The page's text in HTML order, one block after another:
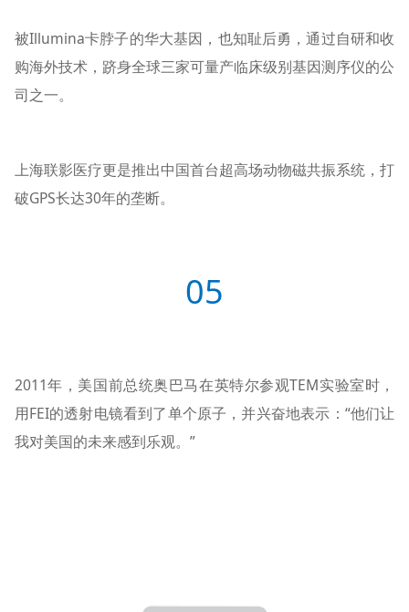
被Illumina卡脖子的华大基因，也知耻后勇，通过自研和收
购海外技术，跻身全球三家可量产临床级别基因测序仪的公
司之一。
上海联影医疗更是推出中国首台超高场动物磁共振系统，打
破GPS长达30年的垄断。
05
2011年，美国前总统奥巴马在英特尔参观TEM实验室时，
用FEI的透射电镜看到了单个原子，并兴奋地表示：“他们让
我对美国的未来感到乐观。”